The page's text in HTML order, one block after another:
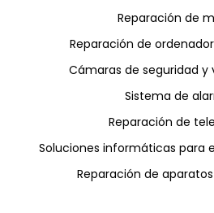
Reparación de
Reparación de
Cámaras de seguridad y
Sistema de
Reparación de
Soluciones informáticas para
Reparación de